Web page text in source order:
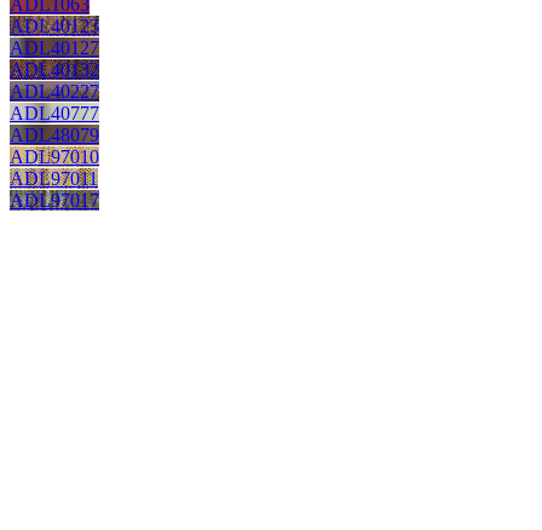
ADL40123
ADL40127
ADL40132
ADL40227
ADL40777
ADL48079
ADL97010
ADL97011
ADL97017